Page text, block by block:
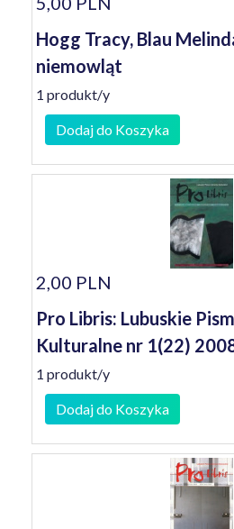
Hogg Tracy, Blau
niemowląt
1 produkt/y
Dodaj do Koszyka
2,00 PLN
Pro Libris: Lubuskie
Kulturalne nr 1(22)
1 produkt/y
Dodaj do Koszyka